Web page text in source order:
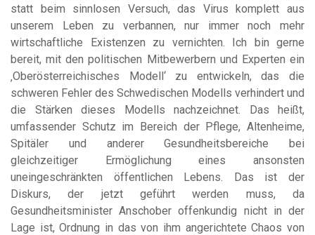
statt beim sinnlosen Versuch, das Virus komplett aus
unserem Leben zu verbannen, nur immer noch mehr
wirtschaftliche Existenzen zu vernichten. Ich bin gerne
bereit, mit den politischen Mitbewerbern und Experten ein
‚Oberösterreichisches Modell‘ zu entwickeln, das die
schweren Fehler des Schwedischen Modells verhindert und
die Stärken dieses Modells nachzeichnet. Das heißt,
umfassender Schutz im Bereich der Pflege, Altenheime,
Spitäler und anderer Gesundheitsbereiche bei
gleichzeitiger Ermöglichung eines ansonsten
uneingeschränkten öffentlichen Lebens. Das ist der
Diskurs, der jetzt geführt werden muss, da
Gesundheitsminister Anschober offenkundig nicht in der
Lage ist, Ordnung in das von ihm angerichtete Chaos von